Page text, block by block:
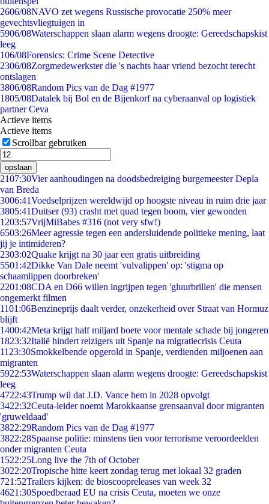
2606/08NAVO zet wegens Russische provocatie 250% meer
gevechtsvliegtuigen in
5906/08Waterschappen slaan alarm wegens droogte: Gereedschapskist
leeg
106/08Forensics: Crime Scene Detective
2306/08Zorgmedewerkster die 's nachts haar vriend bezocht terecht
ontslagen
3806/08Random Pics van de Dag #1977
1805/08Datalek bij Bol en de Bijenkorf na cyberaanval op logistiek
partner Ceva
Actieve items
Actieve items
Scrollbar gebruiken
opslaan
2107:30Vier aanhoudingen na doodsbedreiging burgemeester Depla
van Breda
3006:41Voedselprijzen wereldwijd op hoogste niveau in ruim drie jaar
3805:41Duitser (93) crasht met quad tegen boom, vier gewonden
1203:57VrijMiBabes #316 (not very sfw!)
6503:26Meer agressie tegen een andersluidende politieke mening, laat
jij je intimideren?
2303:02Quake krijgt na 30 jaar een gratis uitbreiding
5501:42Dikke Van Dale neemt 'vulvalippen' op: 'stigma op
schaamlippen doorbreken'
2201:08CDA en D66 willen ingrijpen tegen 'gluurbrillen' die mensen
ongemerkt filmen
1101:06Benzineprijs daalt verder, onzekerheid over Straat van Hormuz
blijft
1400:42Meta krijgt half miljard boete voor mentale schade bij jongeren
1823:32Italië hindert reizigers uit Spanje na migratiecrisis Ceuta
11 23:30Smokkelbende opgerold in Spanje, verdienden miljoenen aan
migranten
5922:53Waterschappen slaan alarm wegens droogte: Gereedschapskist
leeg
4722:43Trump wil dat J.D. Vance hem in 2028 opvolgt
3422:32Ceuta-leider noemt Marokkaanse grensaanval door migranten
'gruweldaad'
3822:29Random Pics van de Dag #1977
3822:28Spaanse politie: minstens tien voor terrorisme veroordeelden
onder migranten Ceuta
1522:25Long live the 7th of October
3022:20Tropische hitte keert zondag terug met lokaal 32 graden
721:52Trailers kijken: de bioscoopreleases van week 32
4621:30Spoedberaad EU na crisis Ceuta, moeten we onze